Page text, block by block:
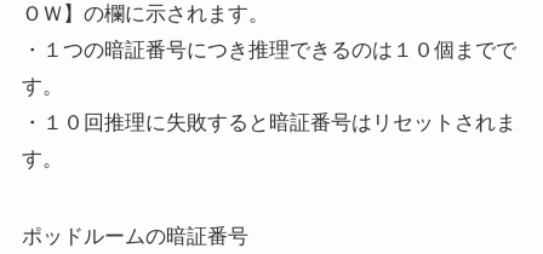
ＯＷ】の欄に示されます。
・１つの暗証番号につき推理できるのは１０個までで
す。
・１０回推理に失敗すると暗証番号はリセットされま
す。
ポッドルームの暗証番号